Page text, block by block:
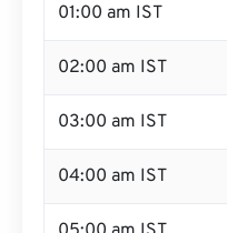
01:00 am IST
02:00 am IST
03:00 am IST
04:00 am IST